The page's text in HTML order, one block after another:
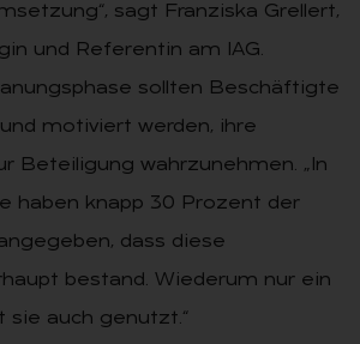
sagt Franziska Grellert,
und Referentin am IAG.
sollten Beschäftigte
motiviert werden, ihre
Beteiligung wahrzunehmen. „In
haben knapp 30 Prozent der
dass diese
bestand. Wiederum nur ein
sie auch genutzt.“